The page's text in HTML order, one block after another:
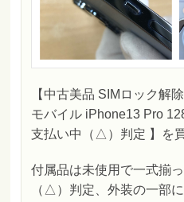
【中古美品 SIMロック解
モバイル iPhone13 Pro
支払い中（△）判定 】を
付属品は未使用で一式揃
（△）判定、外装の一部